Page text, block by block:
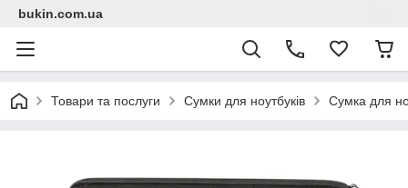
bukin.com.ua
Товари та послуги Сумки для ноутбуків Сумка для